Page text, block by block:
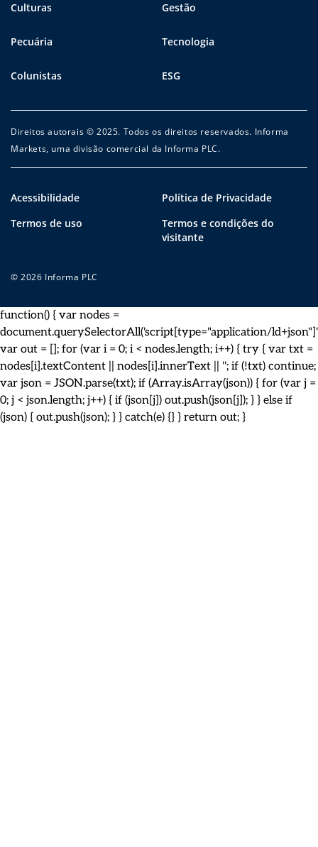
Culturas Gestão
Pecuária Tecnologia
Colunistas ESG
Direitos autorais © 2025. Todos os direitos reservados. Informa
Markets, uma divisão comercial da Informa PLC.
Acessibilidade
Política de Privacidade
Termos de uso
Termos e condições do
visitante
© 2026 Informa PLC
function() { var nodes =
document.querySelectorAll('script[type="application/
var out = []; for (var i = 0; i < nodes.length; i++) { try { var txt =
nodes[i].textContent || nodes[i].innerText || ''; if (!txt) continue;
var json = JSON.parse(txt); if (Array.isArray(json)) { for (var j =
0; j < json.length; j++) { if (json[j]) out.push(json[j]); } } else if
(json) { out.push(json); } } catch(e) {} } return out; }